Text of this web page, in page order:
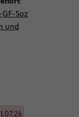
Soz
und